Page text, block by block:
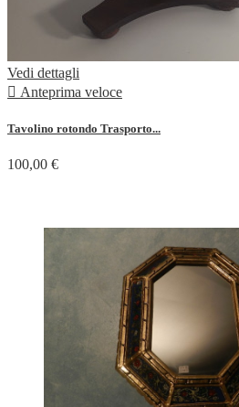
Vedi dettagli
 Anteprima veloce
Tavolino rotondo Trasporto...
100,00 €